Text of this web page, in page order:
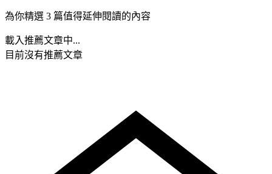
為你精選 3 篇值得延伸閱讀的內容
載入推薦文章中...
目前沒有推薦文章